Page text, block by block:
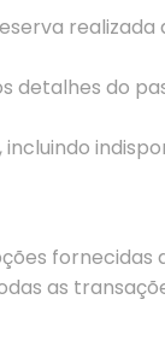
detalhes do
as